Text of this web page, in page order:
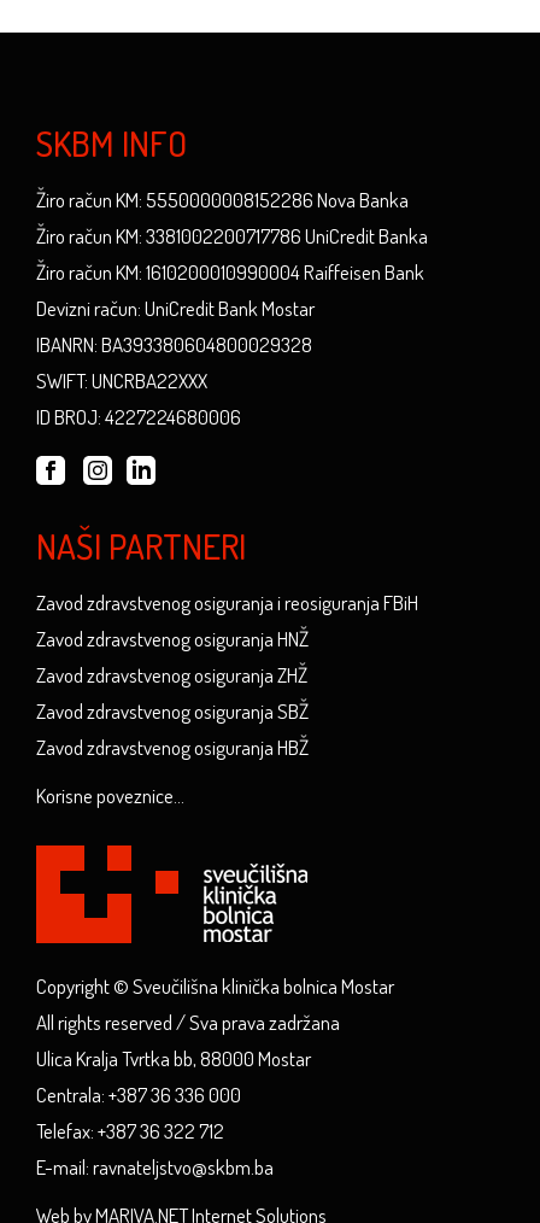
SKBM INFO
Žiro račun KM: 5550000008152286 Nova Banka
Žiro račun KM: 3381002200717786 UniCredit Banka
Žiro račun KM: 1610200010990004 Raiffeisen Bank
Devizni račun: UniCredit Bank Mostar
IBANRN: BA393380604800029328
SWIFT: UNCRBA22XXX
ID BROJ: 4227224680006
NAŠI PARTNERI
Zavod zdravstvenog osiguranja i reosiguranja FBiH
Zavod zdravstvenog osiguranja HNŽ
Zavod zdravstvenog osiguranja ZHŽ
Zavod zdravstvenog osiguranja SBŽ
Zavod zdravstvenog osiguranja HBŽ
Korisne poveznice...
Copyright © Sveučilišna klinička bolnica Mostar
All rights reserved / Sva prava zadržana
Ulica Kralja Tvrtka bb, 88000 Mostar
Centrala: +387 36 336 000
Telefax: +387 36 322 712
E-mail: ravnateljstvo@skbm.ba
Web by MARIVA.NET Internet Solutions